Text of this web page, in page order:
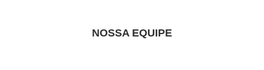
NOSSA EQUIPE